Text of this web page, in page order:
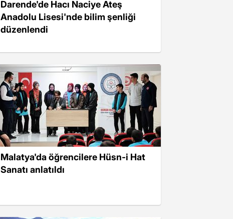
Darende'de Hacı Naciye Ateş
Anadolu Lisesi'nde bilim şenliği
düzenlendi
Malatya'da öğrencilere Hüsn-i Hat
Sanatı anlatıldı